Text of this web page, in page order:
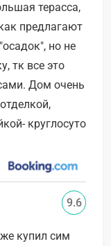
терасса,
предлагают
но не
тк все это
Дом очень
круглосуто
купил сим
9.6